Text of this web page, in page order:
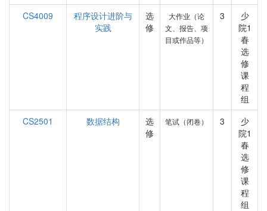
CS4009
程序设计进阶与
实践
选
修
大作业（论
文、报告、项
目或作品等）
3
少
院1
春
选
修
课
程
组
CS2501
数据结构
选
修
笔试（闭卷） 3
少
院1
春
选
修
课
程
组